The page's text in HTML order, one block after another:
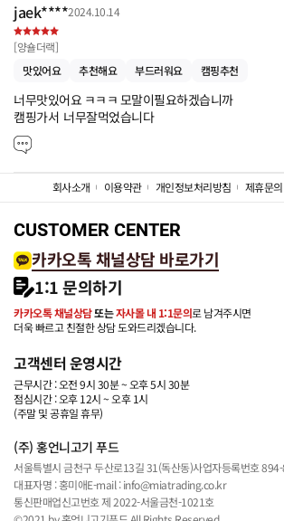
jaek****2024.10.14
[양숄더랙]
맛있어요
추천해요 부드러워요 캠핑추천
너무맛있어요 ㅋㅋㅋ 모말이필요하겠습니까
캠핑가서  너무잘먹었습니다
회사소개 이용약관 개인정보처리방침 제휴문의
CUSTOMER CENTER
카카오톡 채널상담 바로가기
1:1 문의하기
카카오톡 채널상담또는자사몰 내 1:1문의로 남겨주시면
더욱 빠르고 친절한 상담 도와드리겠습니다.
고객센터 운영시간
근무시간 : 오전 9시 30분 ~ 오후 5시 30분
점심시간 : 오후 12시 ~ 오후 1시
(주말 및 공휴일 휴무)
(주) 홍언니고기 푸드
서울특별시 금천구 두산로13길 31(독산동)사업자등록번호
대표자명 : 홍미애E-mail : info@miatrading.co.kr
통신판매업신고번호 제 2022-서울금천-1021호